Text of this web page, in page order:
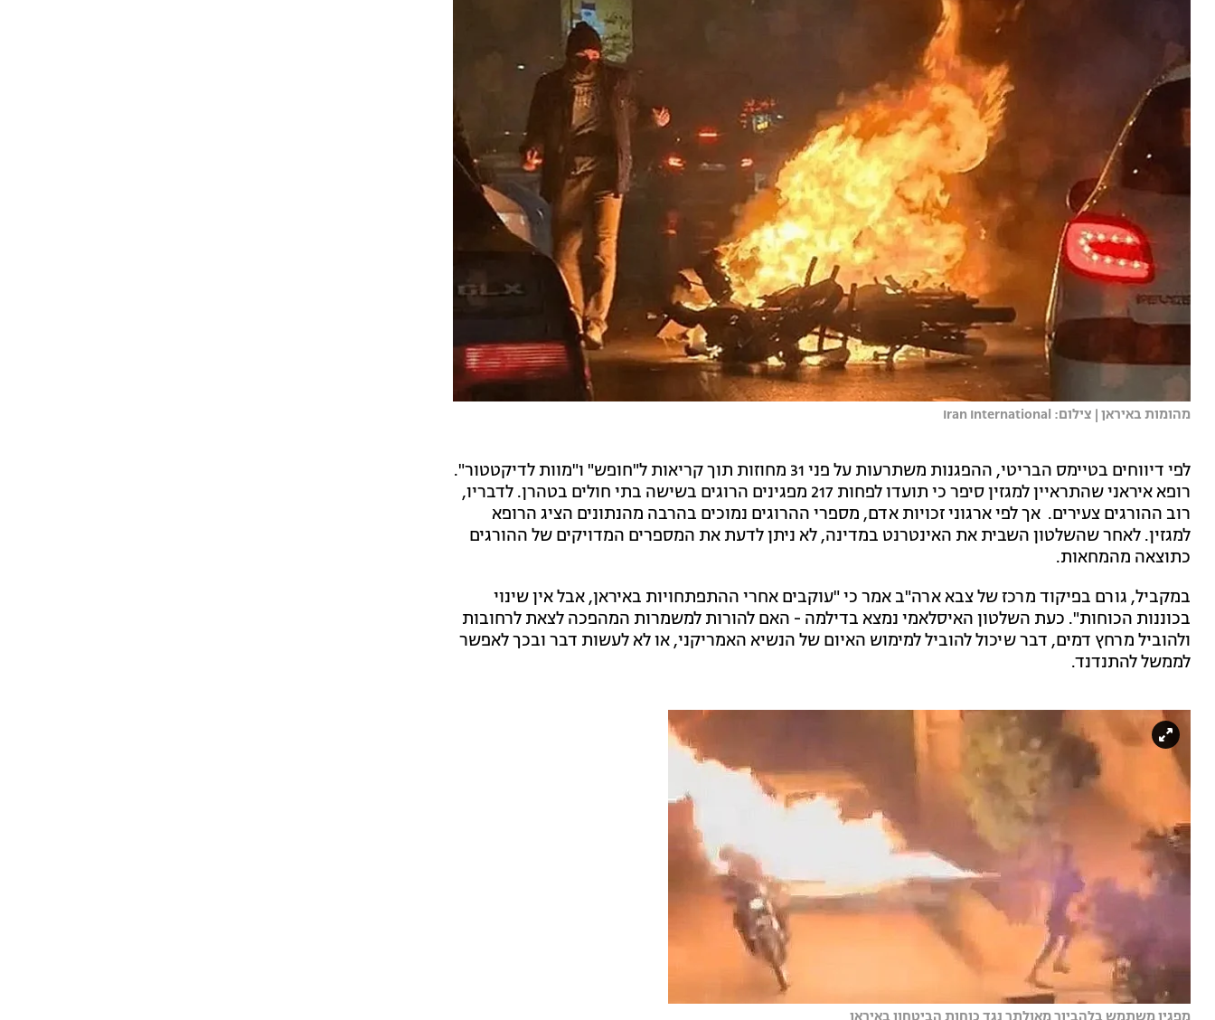
מהומות באיראן | צילום: Iran International
לפי דיווחים בטיימס הבריטי, ההפגנות משתרעות על פני 31 מחוזות תוך קריאות ל"חופש" ו"מוות לדיקטטור".
רופא איראני שהתראיין למגזין סיפר כי תועדו לפחות 217 מפגינים הרוגים בשישה בתי חולים בטהרן. לדבריו,
רוב ההורגים צעירים. אך לפי ארגוני זכויות אדם, מספרי ההרוגים נמוכים בהרבה מהנתונים הציג הרופא
למגזין. לאחר שהשלטון השבית את האינטרנט במדינה, לא ניתן לדעת את המספרים המדויקים של ההורגים
כתוצאה מהמחאות.
במקביל, גורם בפיקוד מרכז של צבא ארה"ב אמר כי "עוקבים אחרי ההתפתחויות באיראן, אבל אין שינוי
בכוננות הכוחות". כעת השלטון האיסלאמי נמצא בדילמה - האם להורות למשמרות המהפכה לצאת לרחובות
ולהוביל מרחץ דמים, דבר שיכול להוביל למימוש האיום של הנשיא האמריקני, או לא לעשות דבר ובכך לאפשר
לממשל להתנדנד.